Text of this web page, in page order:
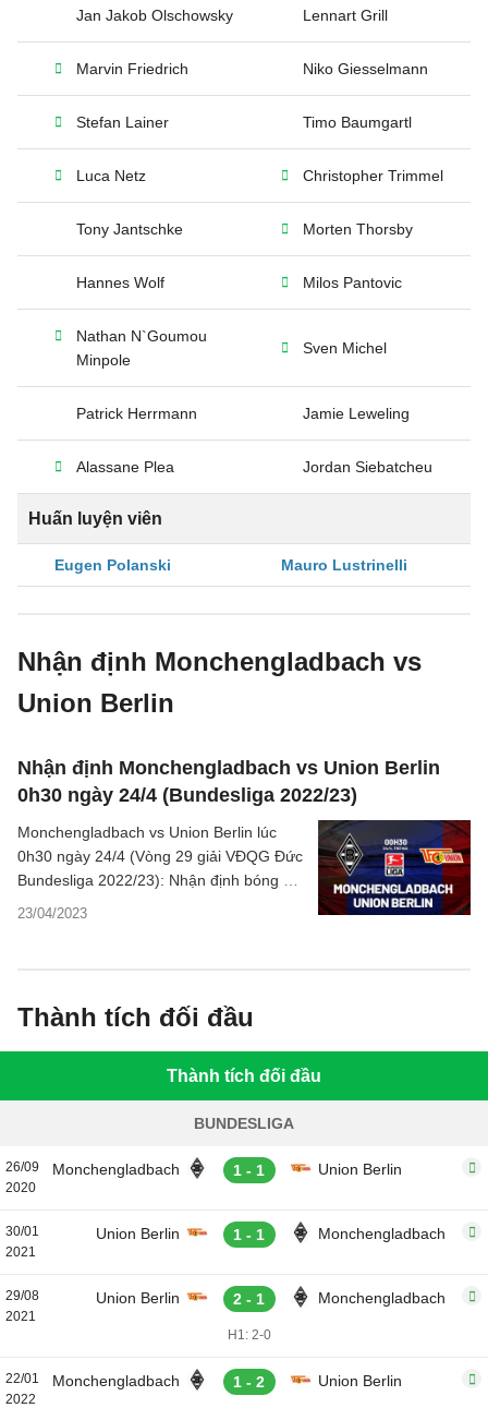
Jan Jakob Olschowsky Lennart Grill
Marvin Friedrich Niko Giesselmann
Stefan Lainer Timo Baumgartl
Luca Netz Christopher Trimmel
Tony Jantschke Morten Thorsby
Hannes Wolf Milos Pantovic
Nathan N`Goumou
Minpole
Sven Michel
Patrick Herrmann Jamie Leweling
Alassane Plea Jordan Siebatcheu
Huấn luyện viên
Eugen Polanski Mauro Lustrinelli
Nhận định Monchengladbach vs
Union Berlin
Nhận định Monchengladbach vs Union Berlin
0h30 ngày 24/4 (Bundesliga 2022/23)
23/04/2023
Monchengladbach vs Union Berlin lúc
0h30 ngày 24/4 (Vòng 29 giải VĐQG Đức
Bundesliga 2022/23): Nhận định bóng đá,
ý kiến chuyên gia, dự đoán kết quả,
Thành tích đối đầu
Thành tích đối đầu
BUNDESLIGA
26/09
2020
Monchengladbach 1 - 1 Union Berlin
30/01
2021
Union Berlin 1 - 1 Monchengladbach
29/08
2021
Union Berlin 2 - 1 Monchengladbach
H1: 2-0
22/01
2022
Monchengladbach 1 - 2 Union Berlin